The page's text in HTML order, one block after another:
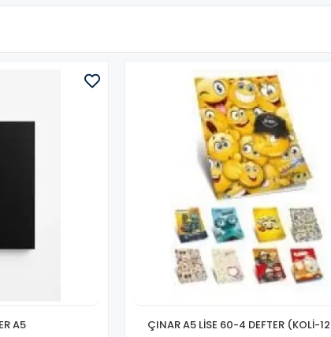
A5 ÇINAR A5 LİSE 60-4 DEFTER (KOLİ-